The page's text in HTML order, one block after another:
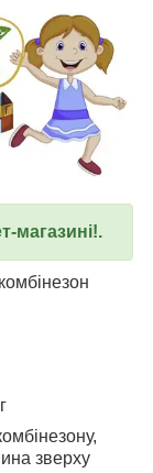
магазині!.
зверху